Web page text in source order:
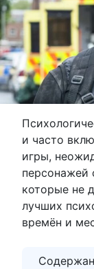
и часто
игры,
персонажей
которые не
лучших
времён и